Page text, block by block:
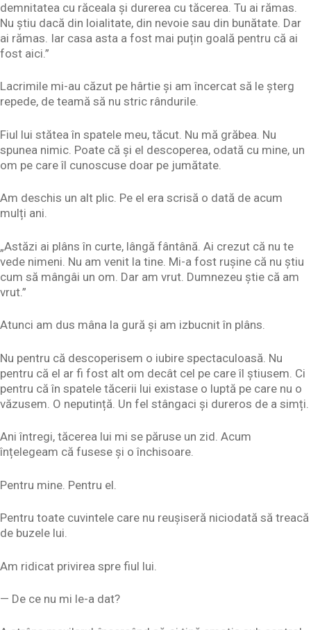
demnitatea cu răceala și durerea cu tăcerea. Tu ai rămas.
Nu știu dacă din loialitate, din nevoie sau din bunătate. Dar
ai rămas. Iar casa asta a fost mai puțin goală pentru că ai
fost aici.”
Lacrimile mi-au căzut pe hârtie și am încercat să le șterg
repede, de teamă să nu stric rândurile.
Fiul lui stătea în spatele meu, tăcut. Nu mă grăbea. Nu
spunea nimic. Poate că și el descoperea, odată cu mine, un
om pe care îl cunoscuse doar pe jumătate.
Am deschis un alt plic. Pe el era scrisă o dată de acum
mulți ani.
„Astăzi ai plâns în curte, lângă fântână. Ai crezut că nu te
vede nimeni. Nu am venit la tine. Mi-a fost rușine că nu știu
cum să mângâi un om. Dar am vrut. Dumnezeu știe că am
vrut.”
Atunci am dus mâna la gură și am izbucnit în plâns.
Nu pentru că descoperisem o iubire spectaculoasă. Nu
pentru că el ar fi fost alt om decât cel pe care îl știusem. Ci
pentru că în spatele tăcerii lui existase o luptă pe care nu o
văzusem. O neputință. Un fel stângaci și dureros de a simți.
Ani întregi, tăcerea lui mi se păruse un zid. Acum
înțelegeam că fusese și o închisoare.
Pentru mine. Pentru el.
Pentru toate cuvintele care nu reușiseră niciodată să treacă
de buzele lui.
Am ridicat privirea spre fiul lui.
— De ce nu mi le-a dat?